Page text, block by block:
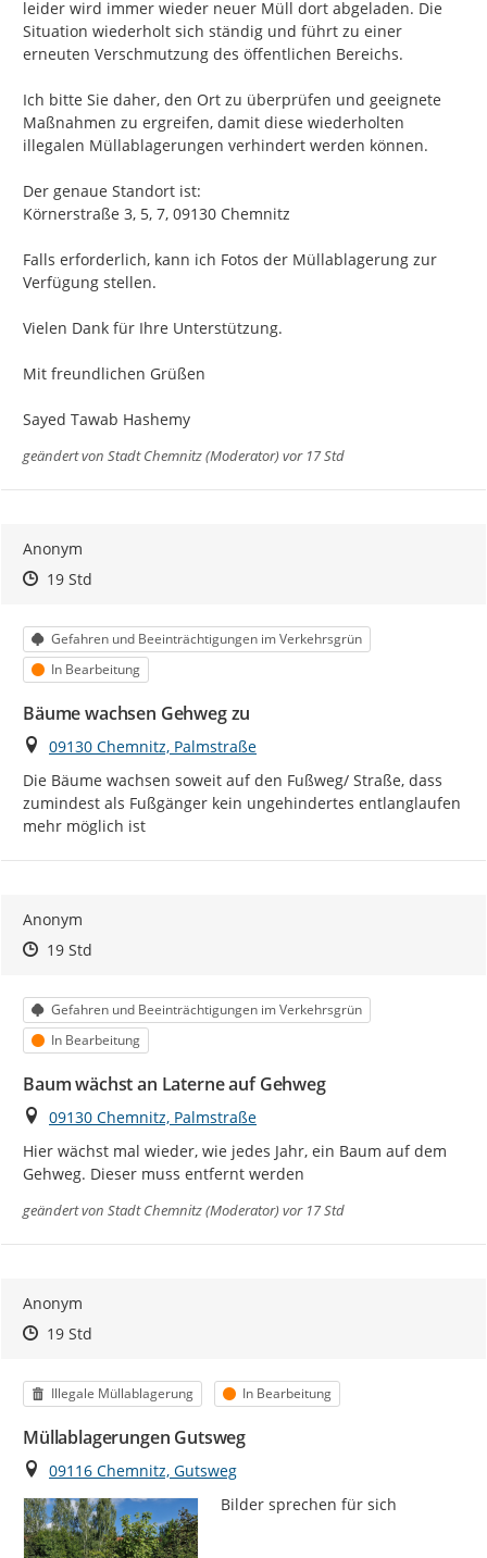
leider wird immer wieder neuer Müll dort abgeladen. Die
Situation wiederholt sich ständig und führt zu einer
erneuten Verschmutzung des öffentlichen Bereichs.
Ich bitte Sie daher, den Ort zu überprüfen und geeignete
Maßnahmen zu ergreifen, damit diese wiederholten
illegalen Müllablagerungen verhindert werden können.
Der genaue Standort ist:
Körnerstraße 3, 5, 7, 09130 Chemnitz
Falls erforderlich, kann ich Fotos der Müllablagerung zur
Verfügung stellen.
Vielen Dank für Ihre Unterstützung.
Mit freundlichen Grüßen
Sayed Tawab Hashemy
geändert von Stadt Chemnitz (Moderator)vor 17 Std
Anonym
Zeitpunkt des Erstellens
Zeitpunkt des Erstellens
19 StdZur Äußerung
Kategorie
Gefahren und Beeinträchtigungen im Verkehrsgrün
Status
In Bearbeitung
Bäume wachsen Gehweg zu
Ort
09130 Chemnitz, Palmstraße
Die Bäume wachsen soweit auf den Fußweg/ Straße, dass
zumindest als Fußgänger kein ungehindertes entlanglaufen
mehr möglich ist
Anonym
Zeitpunkt des Erstellens
Zeitpunkt des Erstellens
19 StdZur Äußerung
Kategorie
Gefahren und Beeinträchtigungen im Verkehrsgrün
Status
In Bearbeitung
Baum wächst an Laterne auf Gehweg
Ort
09130 Chemnitz, Palmstraße
Hier wächst mal wieder, wie jedes Jahr, ein Baum auf dem
Gehweg. Dieser muss entfernt werden
geändert von Stadt Chemnitz (Moderator)vor 17 Std
Anonym
Zeitpunkt des Erstellens
Zeitpunkt des Erstellens
19 StdZur Äußerung
Kategorie
Illegale Müllablagerung Status
In Bearbeitung
Müllablagerungen Gutsweg
Ort
09116 Chemnitz, Gutsweg
Bilder sprechen für sich